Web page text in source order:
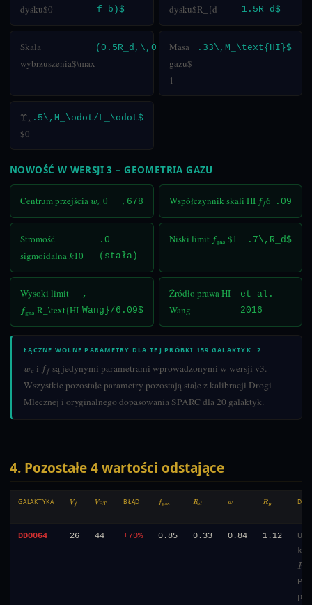
dysku$0
f_b)$
dysku$R_{d
1.5R_d$
Skala
wybrzuszenia$\max
(0.5R_d,\,0.25)$
Masa
gazu$
1
.33\,M_\text{HI}$
Υ⋆
$0
.5\,M_\odot/L_\odot$
NOWOŚĆ W WERSJI 3 – GEOMETRIA GAZU
Centrum przejściawc0 ,678 Współczynnik skali HIf 6 .09
Stromość
sigmoidalnak10
.0
(stała)
Niski limitfgas $1 .7\,R_d$
Wysoki limit
fgas R_\text{HI
,
Wang}/6.09$
Źródło prawa HI
Wang
et al.
2016
ŁĄCZNE WOLNE PARAMETRY DLA TEJ PRÓBKI 159 GALAKTYK: 2
wc i f są jedynymi parametrami wprowadzonymi w wersji v3.
Wszystkie pozostałe parametry pozostają stałe z kalibracji Drogi
Mlecznej i oryginalnego dopasowania SPARC dla 20 galaktyk.
4. Pozostałe 4 wartości odstające
GALAKTYKA VF VBT
BŁĄD FGAS RD W RG
DDO064 26 44 +70% 0.85 0.33 0.84 1.12
R